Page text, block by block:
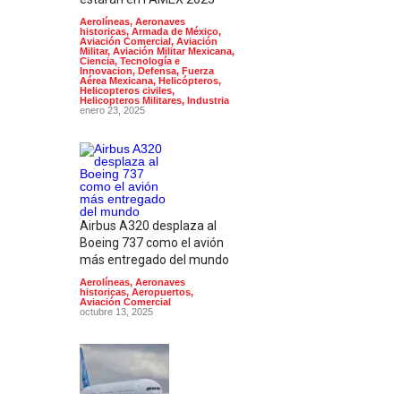
Aerolíneas, Aeronaves
historicas, Armada de México,
Aviación Comercial, Aviación
Militar, Aviación Militar Mexicana,
Ciencia, Tecnología e
Innovacion, Defensa, Fuerza
Aérea Mexicana, Helicópteros,
Helicopteros civiles,
Helicopteros Militares, Industria
enero 23, 2025
Airbus A320 desplaza al
Boeing 737 como el avión
más entregado del mundo
Aerolíneas, Aeronaves
historicas, Aeropuertos,
Aviación Comercial
octubre 13, 2025